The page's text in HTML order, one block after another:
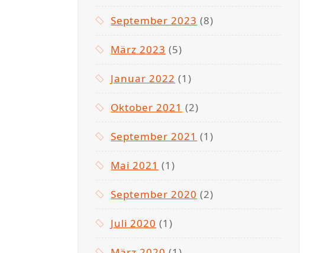
September 2023 (8)
März 2023 (5)
Januar 2022 (1)
Oktober 2021 (2)
September 2021 (1)
Mai 2021 (1)
September 2020 (2)
Juli 2020 (1)